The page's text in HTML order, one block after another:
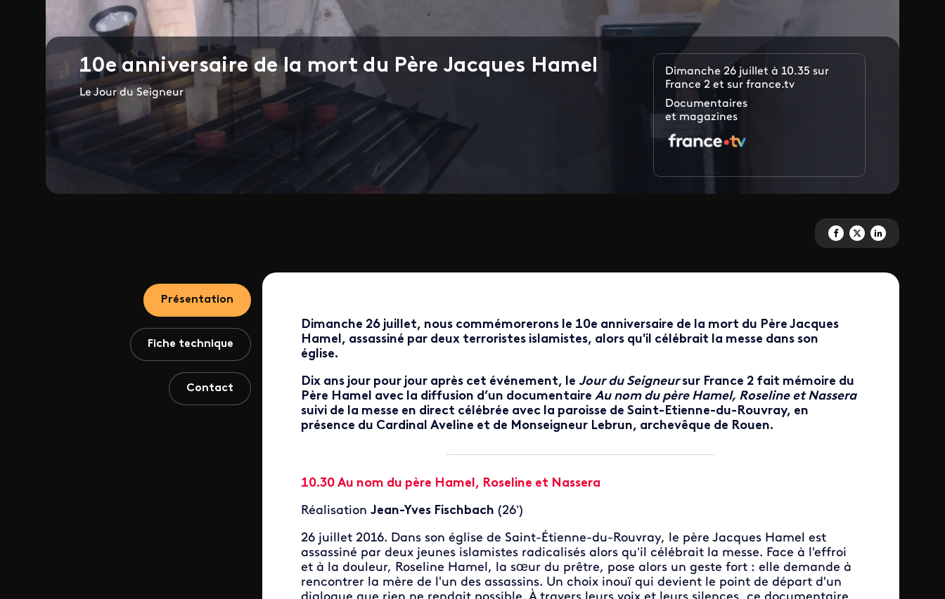
10e anniversaire de la mort du Père Jacques Hamel
Le Jour du Seigneur
Dimanche 26 juillet à 10.35 sur
France 2 et sur france.tv
Documentaires
et magazines
Partagez '10e anniversaire de
Partagez '10e
Partagez '10e
Présentation
Fiche technique
Contact
Dimanche 26 juillet, nous commémorerons le 10e anniversaire de la mort du Père Jacques
Hamel, assassiné par deux terroristes islamistes, alors qu'il célébrait la messe dans son
église.
Dix ans jour pour jour après cet événement, le Jour du Seigneursur France 2 fait mémoire du
Père Hamel avec la diffusion d’un documentaire Au nom du père Hamel, Roseline et Nassera
suivi de la messe en direct célébrée avec la paroisse de Saint-Etienne-du-Rouvray, en
présence du Cardinal Aveline et de Monseigneur Lebrun, archevêque de Rouen.
10.30 Au nom du père Hamel, Roseline et Nassera
Réalisation Jean-Yves Fischbach (26’)
26 juillet 2016. Dans son église de Saint-Étienne-du-Rouvray, le père Jacques Hamel est
assassiné par deux jeunes islamistes radicalisés alors qu’il célébrait la messe. Face à l'effroi
et à la douleur, Roseline Hamel, la sœur du prêtre, pose alors un geste fort : elle demande à
rencontrer la mère de l'un des assassins. Un choix inouï qui devient le point de départ d'un